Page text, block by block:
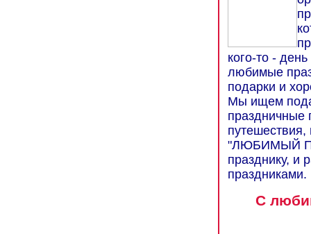
кого-то -
любимые
подарки и
Мы ищем
праздничные
"ЛЮБИМЫЙ
празднику, и
праздниками.
С